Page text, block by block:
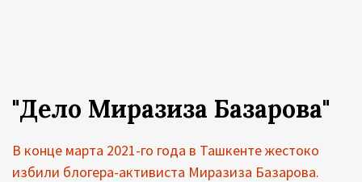
"Дело Миразиза Базарова"
В конце марта 2021-го года в Ташкенте жестоко
избили блогера-активиста Миразиза Базарова.